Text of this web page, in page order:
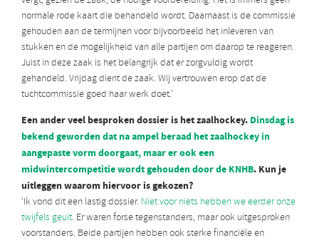
normale rode kaart die behandeld wordt. Daarnaast is de commissie
gehouden aan de termijnen voor bijvoorbeeld het inleveren van
stukken en de mogelijkheid van alle partijen om daarop te reageren.
Juist in deze zaak is het belangrijk dat er zorgvuldig wordt
gehandeld. Vrijdag dient de zaak. Wij vertrouwen erop dat de
tuchtcommissie goed haar werk doet.’
Een ander veel besproken dossier is het zaalhockey. Dinsdag is
bekend geworden dat na ampel beraad het zaalhockey in
aangepaste vorm doorgaat, maar er ook een
midwintercompetitie wordt gehouden door de KNHB. Kun je
uitleggen waarom hiervoor is gekozen?
‘Ik vond dit een lastig dossier. Niet voor niets hebben we eerder onze
twijfels geuit. Er waren forse tegenstanders, maar ook uitgesproken
voorstanders. Beide partijen hebben ook sterke financiële en